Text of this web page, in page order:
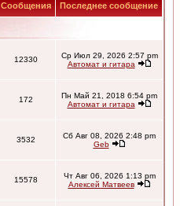
Сообщения Последнее сообщение
12330
Ср Июл 29, 2026 2:57 pm
Автомат и гитара
172
Пн Май 21, 2018 6:54 pm
Автомат и гитара
3532
Сб Авг 08, 2026 2:48 pm
Geb
15578
Чт Авг 06, 2026 1:13 pm
Алексей Матвеев